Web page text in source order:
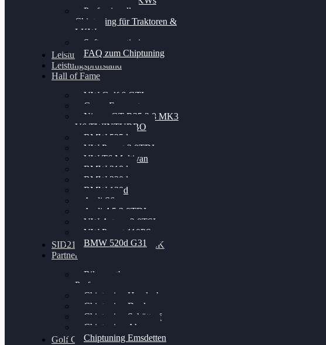
Professionelles
Chiptuning für Traktoren &
LKW
Softwareoptimierung
FAQ zum Chiptuning
Leistungsmessung
Leistungsprüfstand
Hall of Fame
VW Golf 6 GTI
Cupra Formentor
Nissan GT-R35 3.8 MK3
V6 TWINTURBO
BMW 525d
VW Passat 2.0TDI
VW T6 Multivan
BMW 318d
BMW 320d
BMW 120d
Audi S6
Audi A5 3.0TDI
VW Arteon 2.0TSI
VW Passat 110PS
BMW 520d G31
SID212 / 212EVO UNLOCK
Partner
Bilgenroth
Performance
Chiptuning Herzlacke
Chiptuning Duelmen
Chiptuning Schüttorf
Chiptuning Ahaus
Chiptuning Emsdetten
Golf Gewinnspiel